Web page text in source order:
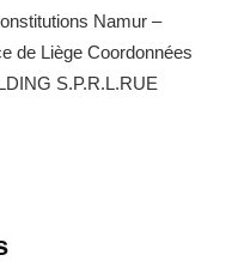
Namur –
de Liège Coordonnées
S.P.R.L.RUE